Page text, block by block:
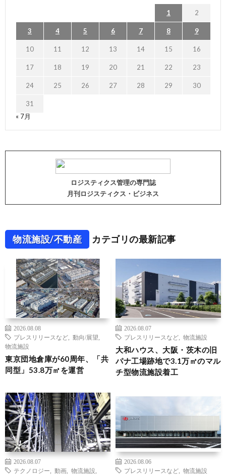
1 2
3 4 5 6 7 8 9
10 11 12 13 14 15 16
17 18 19 20 21 22 23
24 25 26 27 28 29 30
31
« 7月
ロジスティクス管理の専門誌
月刊ロジスティクス・ビジネス
物流施設/不動産 カテゴリの最新記事
2026.08.08
プレスリリースなど
動向/展望
物流施設
東京団地倉庫が60周年、「共
同型」53.8万㎡を運営
2026.08.07
プレスリリースなど
物流施設
大和ハウス、大阪・茨木の旧
パナ工場跡地で3.1万㎡のマル
チ型物流施設着工
2026.08.07
テクノロジー
動画 物流施設
2026.08.06
プレスリリースなど
物流施設